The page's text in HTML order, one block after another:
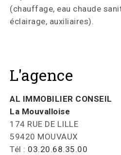
(chauffage, eau chaude
éclairage, auxiliaires).
L'agence
AL IMMOBILIER CONSEIL
La Mouvalloise
174 RUE DE LILLE
59420 MOUVAUX
Tél : 03.20.68.35.00